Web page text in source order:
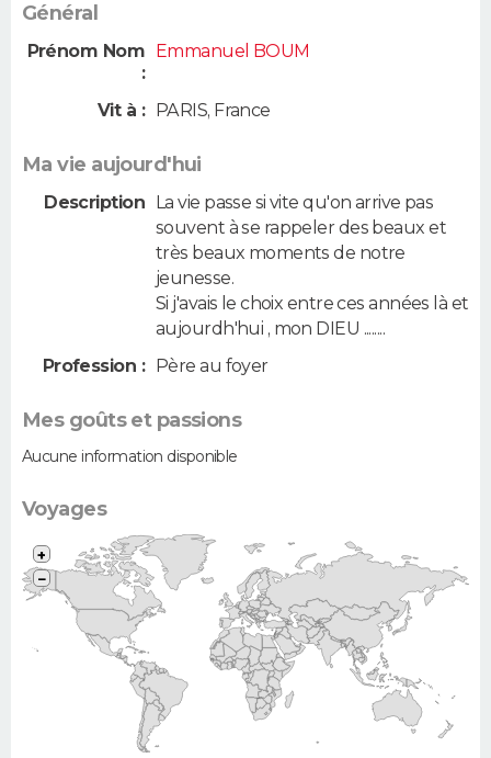
Général
Prénom Nom
:
Emmanuel BOUM
Vit à : PARIS, France
Ma vie aujourd'hui
Description La vie passe si vite qu'on arrive pas
souvent à se rappeler des beaux et
très beaux moments de notre
jeunesse.
Si j'avais le choix entre ces années là et
aujourdh'hui , mon DIEU ........
Profession : Père au foyer
Mes goûts et passions
Aucune information disponible
Voyages
+
−